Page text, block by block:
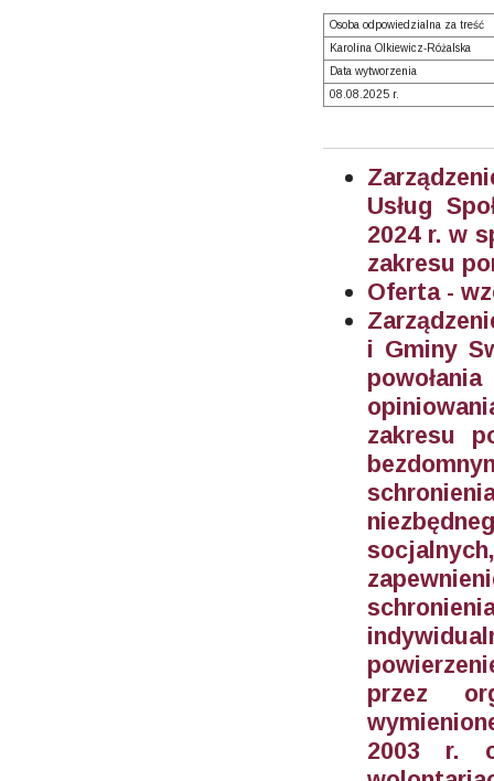
Osoba odpowiedzialna za treść
Karolina Olkiewicz-Różalska
Data wytworzenia
08.08.2025 r.
Usług
2024 r. w
zakresu
Oferta -
i Gminy
zakresu
przez
2003 r.